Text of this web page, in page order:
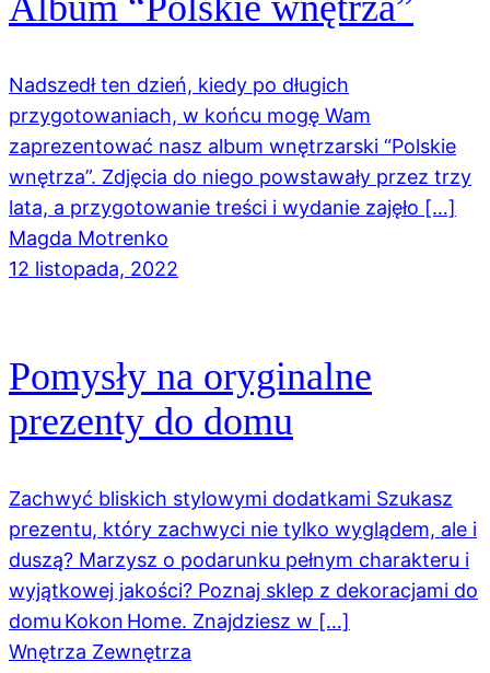
Nadszedł ten dzień, kiedy po długich
przygotowaniach, w końcu mogę Wam
zaprezentować nasz album wnętrzarski “Polskie
wnętrza”. Zdjęcia do niego powstawały przez trzy
lata, a przygotowanie treści i wydanie zajęło […]
Magda Motrenko
12 listopada, 2022
Pomysły na oryginalne
prezenty do domu
Zachwyć bliskich stylowymi dodatkami Szukasz
prezentu, który zachwyci nie tylko wyglądem, ale i
duszą? Marzysz o podarunku pełnym charakteru i
wyjątkowej jakości? Poznaj sklep z dekoracjami do
domu Kokon Home. Znajdziesz w […]
Wnętrza Zewnętrza